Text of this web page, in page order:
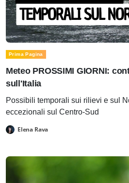
Prima Pagina
Meteo PROSSIMI GIORNI:
sull'Italia
Possibili temporali sui rilievi e sul
eccezionali sul Centro-Sud
Elena Rava